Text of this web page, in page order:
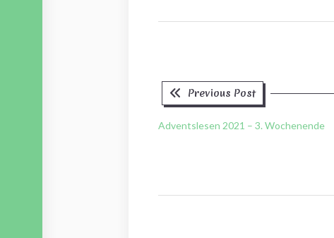
Beitragsnavigation
Previous Post
Adventslesen 2021 – 3. Wochenende